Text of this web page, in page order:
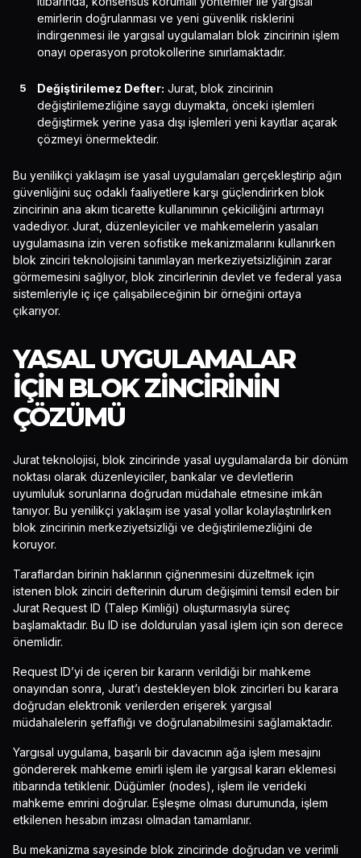
emirlerin doğrulanması ve yeni güvenlik risklerini
indirgenmesi ile yargısal uygulamaları blok zincirinin işlem
onayı operasyon protokollerine sınırlamaktadır.
Değiştirilemez Defter: Jurat, blok zincirinin
değiştirilemezliğine saygı duymakta, önceki işlemleri
değiştirmek yerine yasa dışı işlemleri yeni kayıtlar açarak
çözmeyi önermektedir.
Bu yenilikçi yaklaşım ise yasal uygulamaları gerçekleştirip ağın
güvenliğini suç odaklı faaliyetlere karşı güçlendirirken blok
zincirinin ana akım ticarette kullanımının çekiciliğini artırmayı
vadediyor. Jurat, düzenleyiciler ve mahkemelerin yasaları
uygulamasına izin veren sofistike mekanizmalarını kullanırken
blok zinciri teknolojisini tanımlayan merkeziyetsizliğinin zarar
görmemesini sağlıyor, blok zincirlerinin devlet ve federal yasa
sistemleriyle iç içe çalışabileceğinin bir örneğini ortaya
çıkarıyor.
YASAL UYGULAMALAR
IÇIN BLOK ZINCIRININ
ÇÖZÜMÜ
Jurat teknolojisi, blok zincirinde yasal uygulamalarda bir dönüm
noktası olarak düzenleyiciler, bankalar ve devletlerin
uyumluluk sorunlarına doğrudan müdahale etmesine imkân
tanıyor. Bu yenilikçi yaklaşım ise yasal yollar kolaylaştırılırken
blok zincirinin merkeziyetsizliği ve değiştirilemezliğini de
koruyor.
Taraflardan birinin haklarının çiğnenmesini düzeltmek için
istenen blok zinciri defterinin durum değişimini temsil eden bir
Jurat Request ID (Talep Kimliği) oluşturmasıyla süreç
başlamaktadır. Bu ID ise doldurulan yasal işlem için son derece
önemlidir.
Request ID’yi de içeren bir kararın verildiği bir mahkeme
onayından sonra, Jurat’ı destekleyen blok zincirleri bu karara
doğrudan elektronik verilerden erişerek yargısal
müdahalelerin şeffaflığı ve doğrulanabilmesini sağlamaktadır.
Yargısal uygulama, başarılı bir davacının ağa işlem mesajını
göndererek mahkeme emirli işlem ile yargısal kararı eklemesi
itibarında tetiklenir. Düğümler (nodes), işlem ile verideki
mahkeme emrini doğrular. Eşleşme olması durumunda, işlem
etkilenen hesabın imzası olmadan tamamlanır.
Bu mekanizma sayesinde blok zincirinde doğrudan ve verimli